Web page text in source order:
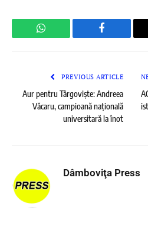
WhatsApp Facebook
PREVIOUS ARTICLE
Aur pentru Târgoviște: Andreea
Văcaru, campioană națională
universitară la înot
Dâmboviţa Press